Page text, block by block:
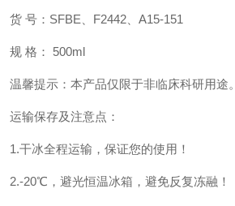
货 号：SFBE F2442 、A15-151
规 格： 500ml
温馨提示：本产品仅限于非临床科研用途。
运输保存及注意点：
1.干冰全程运输，保证您的使用！
2.-20℃，避光恒温冰箱，避免反复冻融！